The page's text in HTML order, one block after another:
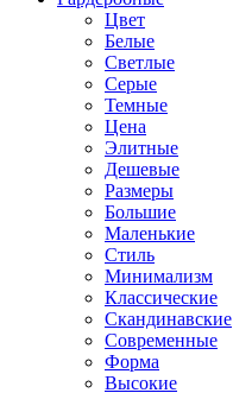
Цвет
Белые
Светлые
Серые
Темные
Цена
Элитные
Дешевые
Размеры
Большие
Маленькие
Стиль
Минимализм
Классические
Скандинавские
Современные
Форма
Высокие